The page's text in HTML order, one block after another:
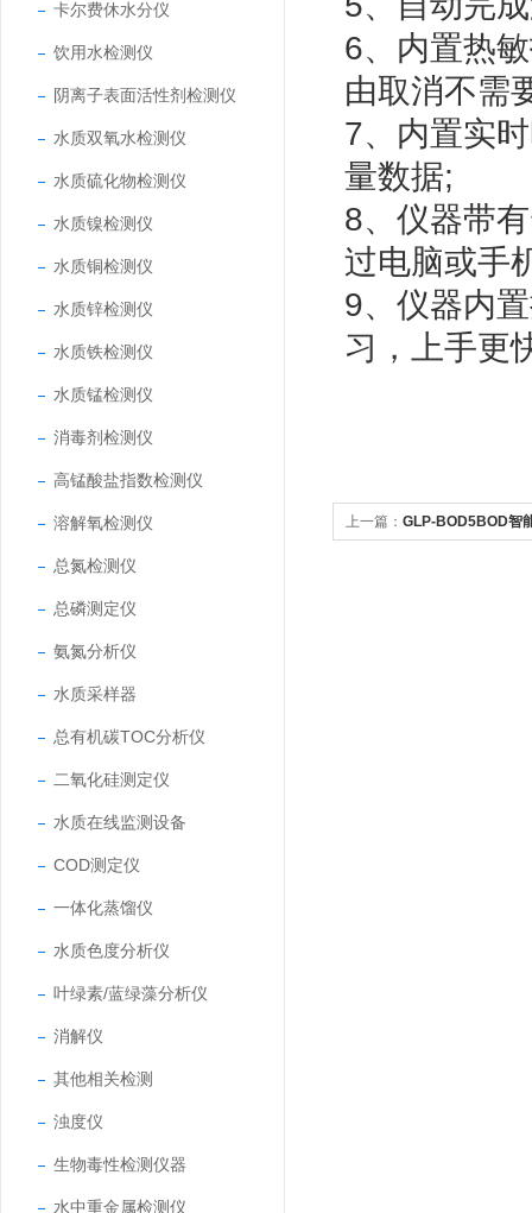
卡尔费休水分仪
饮用水检测仪
阴离子表面活性剂检测仪
水质双氧水检测仪
水质硫化物检测仪
水质镍检测仪
水质铜检测仪
水质锌检测仪
水质铁检测仪
水质锰检测仪
消毒剂检测仪
高锰酸盐指数检测仪
溶解氧检测仪
总氮检测仪
总磷测定仪
氨氮分析仪
水质采样器
总有机碳TOC分析仪
二氧化硅测定仪
水质在线监测设备
COD测定仪
一体化蒸馏仪
水质色度分析仪
叶绿素/蓝绿藻分析仪
消解仪
其他相关检测
浊度仪
生物毒性检测仪器
水中重金属检测仪
6、内置热
由取消不需
7、内置实
量数据;
8、仪器带
过电脑或手
9、仪器内
习，上手更
上一篇： GLP-BOD5BOD智